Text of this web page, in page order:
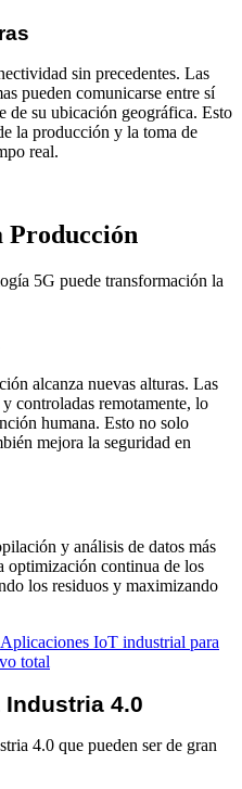
sin precedentes. Las
pueden comunicarse entre sí
de su ubicación geográfica. Esto
la producción y la toma de
real.
Producción
5G puede transformación la
alcanza nuevas alturas. Las
controladas remotamente, lo
humana. Esto no solo
mejora la seguridad en
y análisis de datos más
optimización continua de los
los residuos y maximizando
Aplicaciones IoT industrial para
total
4.0
4.0 que pueden ser de gran